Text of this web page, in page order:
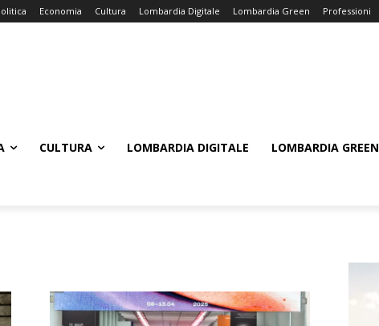
Economia Cultura Lombardia Digitale Lombardia Green Professioni
CULTURA LOMBARDIA DIGITALE LOMBARDIA GREEN